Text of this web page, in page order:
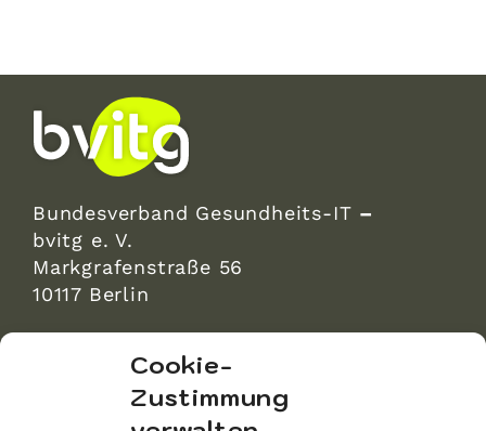
Cookie-
Zustimmung
Bundesverband Gesundheits-IT –
bvitg e. V.
Markgrafenstraße 56
10117 Berlin
Markgrafenstraße 56
10117 Berlin